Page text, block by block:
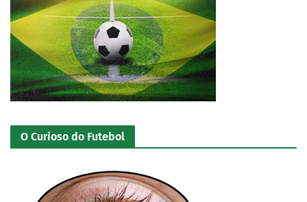
O Curioso do Futebol